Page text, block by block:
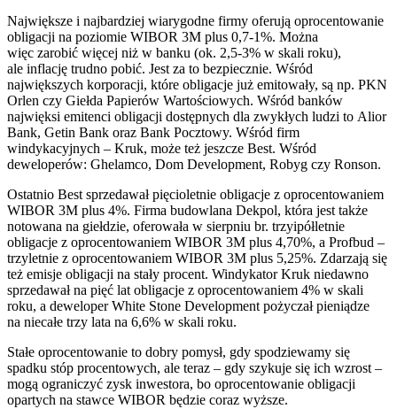
Największe i najbardziej wiarygodne firmy oferują oprocentowanie
obligacji na poziomie WIBOR 3M plus 0,7-1%. Można
więc zarobić więcej niż w banku (ok. 2,5-3% w skali roku),
ale inflację trudno pobić. Jest za to bezpiecznie. Wśród
największych korporacji, które obligacje już emitowały, są np. PKN
Orlen czy Giełda Papierów Wartościowych. Wśród banków
najwięksi emitenci obligacji dostępnych dla zwykłych ludzi to Alior
Bank, Getin Bank oraz Bank Pocztowy. Wśród firm
windykacyjnych – Kruk, może też jeszcze Best. Wśród
deweloperów: Ghelamco, Dom Development, Robyg czy Ronson.
Ostatnio Best sprzedawał pięcioletnie obligacje z oprocentowaniem
WIBOR 3M plus 4%. Firma budowlana Dekpol, która jest także
notowana na giełdzie, oferowała w sierpniu br. trzyipółletnie
obligacje z oprocentowaniem WIBOR 3M plus 4,70%, a Profbud –
trzyletnie z oprocentowaniem WIBOR 3M plus 5,25%. Zdarzają się
też emisje obligacji na stały procent. Windykator Kruk niedawno
sprzedawał na pięć lat obligacje z oprocentowaniem 4% w skali
roku, a deweloper White Stone Development pożyczał pieniądze
na niecałe trzy lata na 6,6% w skali roku.
Stałe oprocentowanie to dobry pomysł, gdy spodziewamy się
spadku stóp procentowych, ale teraz – gdy szykuje się ich wzrost –
mogą ograniczyć zysk inwestora, bo oprocentowanie obligacji
opartych na stawce WIBOR będzie coraz wyższe.